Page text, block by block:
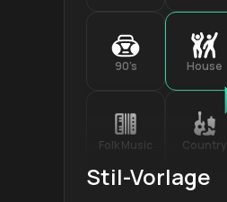
90’s House
Folk Music Country
Stil-Vorlage